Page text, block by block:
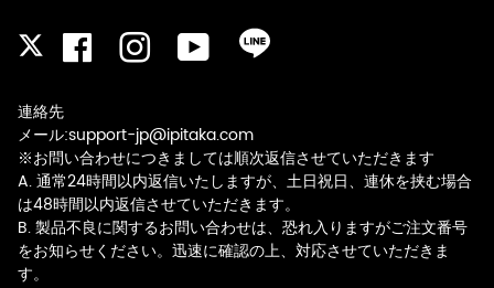
Twitter
FacebookInstagramYouTube
連絡先
メール:support-jp@ipitaka.com
※お問い合わせにつきましては順次返信させていただきます
A. 通常24時間以内返信いたしますが、土日祝日、連休を挟む場合
は48時間以内返信させていただきます。
B. 製品不良に関するお問い合わせは、恐れ入りますがご注文番号
をお知らせください。迅速に確認の上、対応させていただきま
す。